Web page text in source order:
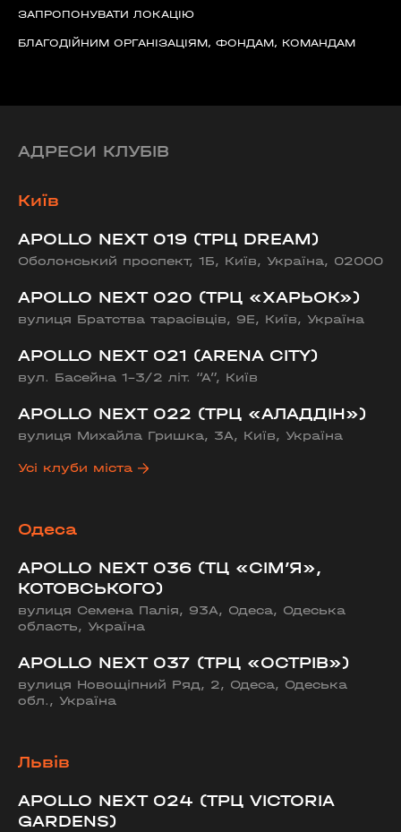
ЗАПРОПОНУВАТИ ЛОКАЦІЮ
БЛАГОДІЙНИМ ОРГАНІЗАЦІЯМ, ФОНДАМ, КОМАНДАМ
АДРЕСИ КЛУБІВ
Київ
APOLLO NEXT 019 (ТРЦ DREAM)
Оболонський проспект, 1Б, Київ, Україна, 02000
APOLLO NEXT 020 (ТРЦ «ХАРЬОК»)
вулиця Братства тарасівців, 9Е, Київ, Україна
APOLLO NEXT 021 (ARENA CITY)
вул. Басейна 1-3/2 літ. “А”, Київ
APOLLO NEXT 022 (ТРЦ «АЛАДДІН»)
вулиця Михайла Гришка, 3А, Київ, Україна
Усі клуби міста
Одеса
APOLLO NEXT 036 (ТЦ «СІМ’Я»,
КОТОВСЬКОГО)
вулиця Семена Палія, 93А, Одеса, Одеська
область, Україна
APOLLO NEXT 037 (ТРЦ «ОСТРІВ»)
вулиця Новощіпний Ряд, 2, Одеса, Одеська
обл., Україна
Львів
APOLLO NEXT 024 (ТРЦ VICTORIA
GARDENS)